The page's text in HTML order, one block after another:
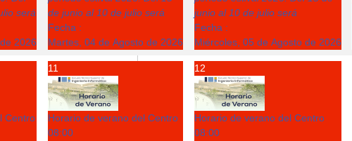
será
2026
de junio al 10 de julio será
Fecha :
Martes, 04 de Agosto de 2026
junio al 10 de julio será
Fecha :
Miércoles, 05 de Agosto de 2026
Centro
11
Horario de verano del Centro
08:00
12
Horario de verano del Centro
08:00